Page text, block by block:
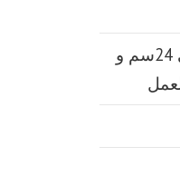
طول الكيس من 10 سم الي 32 سم وعرض من 10 سم الي 24سم و